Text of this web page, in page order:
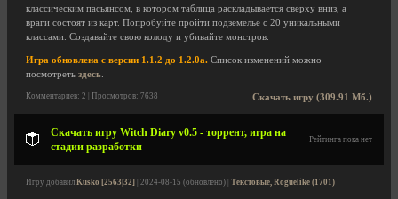
классическим пасьянсом, в котором таблица раскладывается сверху вниз, а
враги состоят из карт. Попробуйте пройти подземелье с 20 уникальными
классами. Создавайте свою колоду и убивайте монстров.
Игра обновлена с версии 1.1.2 до 1.2.0a. Список изменений можно
посмотреть здесь
Скачать игру (309.91 Мб.)
Комментариев: 2 | Просмотров: 7638
Скачать игру Witch Diary v0.5 - торрент, игра на
стадии разработки
Рейтинга пока нет
Игру добавил Kusko [2563|32] | 2024-08-15 (обновлено) | Текстовые, Roguelike (1701)